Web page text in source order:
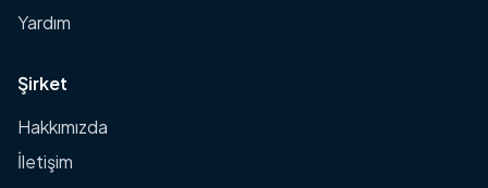
Yardım
Şirket
Hakkımızda
İletişim